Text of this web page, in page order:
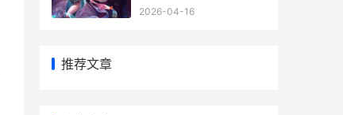
2026-04-16
推荐文章